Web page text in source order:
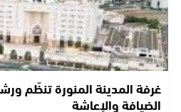
غرفة المدينة المنورة تنظّم
الضيافة والإعاشة